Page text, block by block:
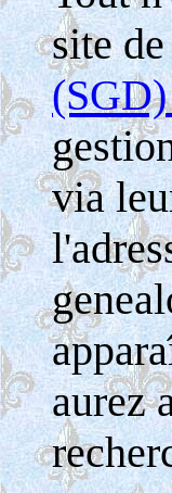
site
via
aurez